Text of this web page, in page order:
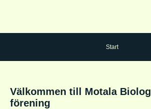
Start
Välkommen till Motala
förening